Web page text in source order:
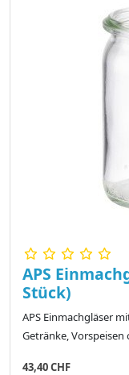
APS
Stück)
APS Einmachgläser
Getränke, Vorspeisen
43,40 CHF